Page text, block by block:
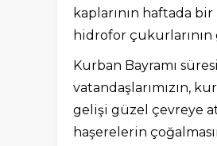
kaplarının haftada
hidrofor
Kurban Bayramı
vatandaşlarımızın,
gelişi güzel çevreye
haşerelerin